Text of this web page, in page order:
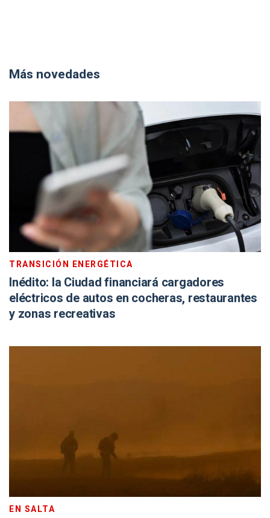
Más novedades
TRANSICIÓN ENERGÉTICA
Inédito: la Ciudad financiará cargadores
eléctricos de autos en cocheras, restaurantes
y zonas recreativas
EN SALTA